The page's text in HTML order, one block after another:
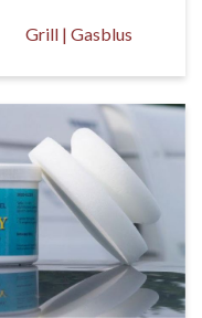
Grill | Gasblus